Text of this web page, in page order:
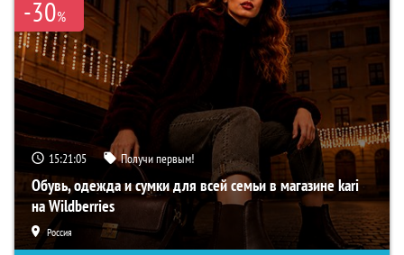
-30%
15:21:04 Получи первым!
Обувь, одежда и сумки для всей семьи в магазине kari
на Wildberries
Россия